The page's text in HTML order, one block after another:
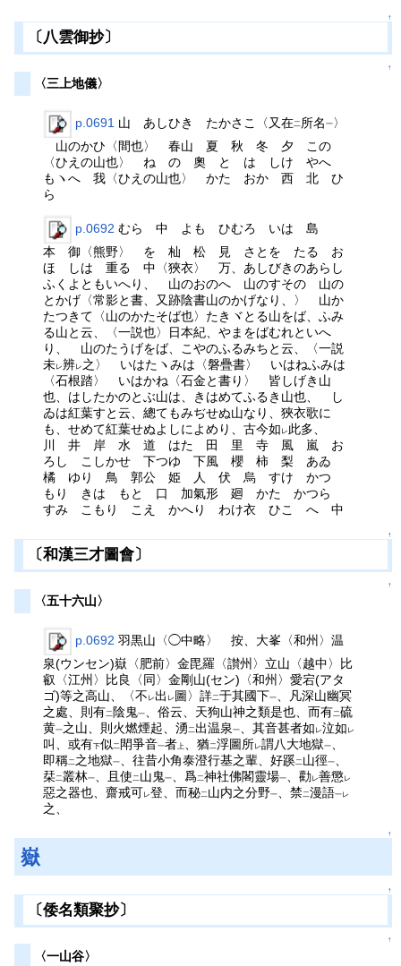
↑
〔八雲御抄〕
↑
〈三上地儀〉
p.0691 山 あしひき たかさこ〈又在二所名一 〉
山のかひ〈間也〉 春山 夏 秋 冬 夕 この
〈ひえの山也〉 ね の 奧 と は しけ やへ
もヽへ 我〈ひえの山也〉 かた おか 西 北 ひ
ら
p.0692 むら 中 よも ひむろ いは 島
本 御〈熊野〉 を 杣 松 見 さとを たる お
ほ しは 重る 中〈狹衣〉 万、あしびきのあらし
ふくよともいへり、 山のおのへ 山のすその 山の
とかげ〈常影と書、又跡陰書山のかげなり、〉 山か
たつきて〈山のかたそば也〉たきヾとる山をば、ふみ
る山と云、〈一説也〉日本紀、やまをばむれといへ
り、 山のたうげをば、こやのふるみちと云、〈一説
未レ辨レ 之〉 いはたヽみは〈磐疊書〉 いはねふみは
〈石根踏〉 いはかね〈石金と書り〉 皆しげき山
也、はしたかのとぶ山は、きはめてふるき山也、 し
ゐは紅葉すと云、總てもみぢせぬ山なり、狹衣歌に
も、せめて紅葉せぬよしによめり、古今如 レ 此多、
川 井 岸 水 道 はた 田 里 寺 風 嵐 お
ろし こしかせ 下つゆ 下風 櫻 柿 梨 あゐ
橘 ゆり 鳥 郭公 姫 人 伏 烏 すけ かつ
もり きは もと 口 加氣形 廻 かた かつら
すみ こもり こえ かへり わけ衣 ひこ へ 中
↑
〔和漢三才圖會〕
↑
〈五十六山〉
p.0692 羽黒山〈◯中略〉 按、大峯〈和州〉温
泉(ウンセン)嶽〈肥前〉金毘羅〈讃州〉立山〈越中〉比
叡〈江州〉比良〈同〉金剛山(セン)〈和州〉愛宕(アタ
ゴ)等之高山、〈不 レ出 レ 圖〉詳二于其國下一
、凡深山幽冥
之處、則有二陰鬼一 、俗云、天狗山神之類是也、而有二硫
黄一之山、則火燃煙起、湧二出温泉一 、其音甚者如 レ泣如 レ
叫、或有下似二閗爭音一者上 、猶二浮圖所レ謂八大地獄一
即稱二之地獄一 、往昔小角泰澄行基之輩、好蹊二山徑一
栞二叢林一 、且使二山鬼一 、爲二神社佛閣靈場一 、勸レ善懲レ
惡之器也、齋戒可レ登、而秘二山内之分野一 、禁二漫語一レ
之、
↑
嶽
↑
〔倭名類聚抄〕
↑
〈一山谷〉